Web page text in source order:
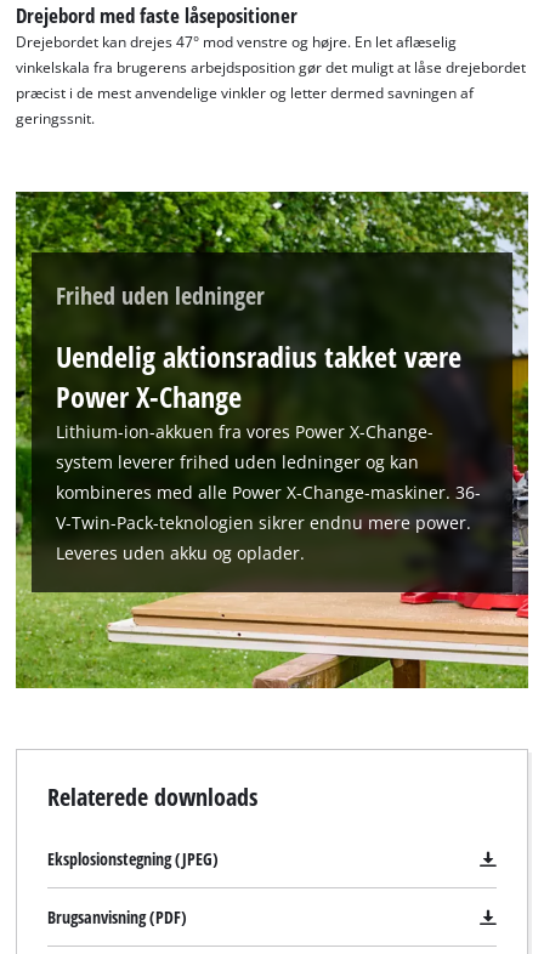
This content is not permitted to load due
to trackers that are not disclosed to the
the site with their CMP to add this content
Powered byUsercentrics Consent
Management Platform
Drejebord med faste låsepositioner
Drejebordet kan drejes 47° mod venstre og højre. En let aflæselig
vinkelskala fra brugerens arbejdsposition gør det muligt at låse drejebordet
præcist i de mest anvendelige vinkler og letter dermed savningen af
geringssnit.
Frihed uden ledninger
Uendelig aktionsradius takket være
Power X-Change
Lithium-ion-akkuen fra vores Power X-Change-
system leverer frihed uden ledninger og kan
kombineres med alle Power X-Change-maskiner. 36-
V-Twin-Pack-teknologien sikrer endnu mere power.
Leveres uden akku og oplader.
Relaterede downloads
Eksplosionstegning (JPEG)
Brugsanvisning (PDF)